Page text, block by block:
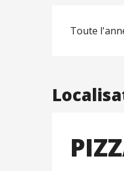
Toute